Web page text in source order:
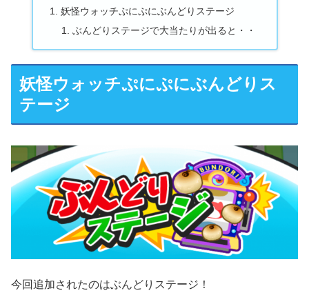
妖怪ウォッチぷにぷにぶんどりステージ
ぶんどりステージで大当たりが出ると・・
妖怪ウォッチぷにぷにぶんどりス
テージ
今回追加されたのはぶんどりステージ！